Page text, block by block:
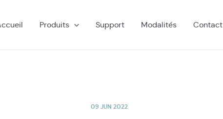
09 JUN 2022
Produits Support Modalités Contact